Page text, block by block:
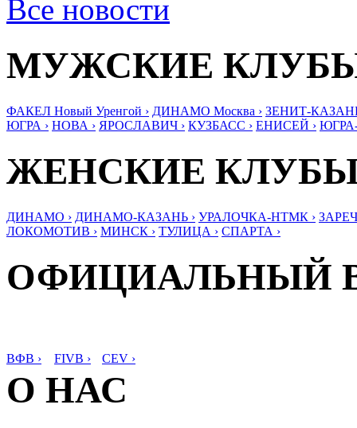
Все новости
МУЖСКИЕ
ФАКЕЛ Новый Уренгой › ДИНАМО Москва › ЗЕНИТ-
ЮГРА › НОВА › ЯРОСЛАВИЧ › КУЗБАСС › ЕНИСЕЙ ›
ЖЕНСКИЕ
ДИНАМО › ДИНАМО-КАЗАНЬ › УРАЛОЧКА-НТМК ›
ЛОКОМОТИВ › МИНСК › ТУЛИЦА › СПАРТА ›
ОФИЦИАЛЬНЫЙ
ВФВ › FIVB › CEV ›
О НАС